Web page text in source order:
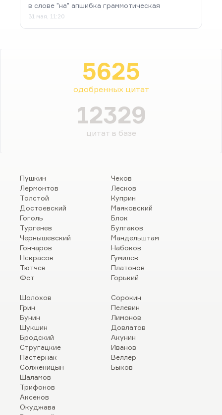
в слове "на" апшибка граммотическая
31 мая, 11:20
5625
одобренных цитат
12329
цитат в базе
Пушкин
Лермонтов
Толстой
Достоевский
Гоголь
Тургенев
Чернышевский
Гончаров
Некрасов
Тютчев
Фет
Чехов
Лесков
Куприн
Маяковский
Блок
Булгаков
Мандельштам
Набоков
Гумилев
Платонов
Горький
Шолохов
Грин
Бунин
Шукшин
Бродский
Стругацкие
Пастернак
Солженицын
Шаламов
Трифонов
Аксенов
Окуджава
Сорокин
Пелевин
Лимонов
Довлатов
Акунин
Иванов
Веллер
Быков